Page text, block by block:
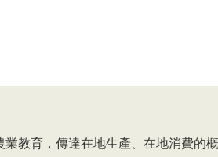
業教育，傳達在地生產、在地消費的